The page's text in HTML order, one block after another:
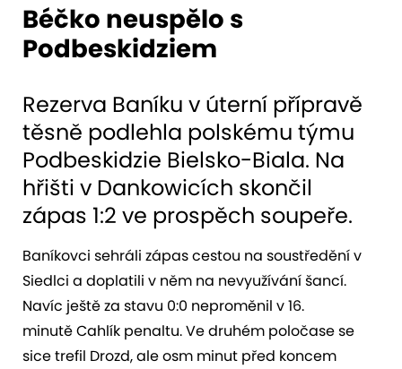
Béčko neuspělo s
Podbeskidziem
Rezerva Baníku v úterní přípravě
těsně podlehla polskému týmu
Podbeskidzie Bielsko-Biala. Na
hřišti v Dankowicích skončil
zápas 1:2 ve prospěch soupeře.
Baníkovci sehráli zápas cestou na soustředění v
Siedlci a doplatili v něm na nevyužívání šancí.
Navíc ještě za stavu 0:0 neproměnil v 16.
minutě Cahlík penaltu. Ve druhém poločase se
sice trefil Drozd, ale osm minut před koncem